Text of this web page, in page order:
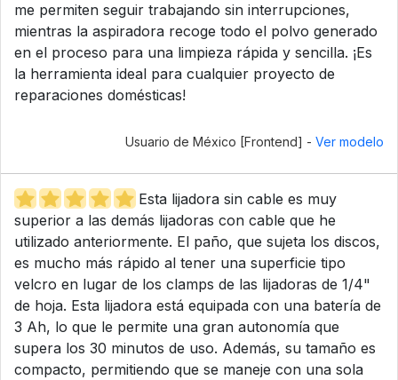
me permiten seguir trabajando sin interrupciones,
mientras la aspiradora recoge todo el polvo generado
en el proceso para una limpieza rápida y sencilla. ¡Es
la herramienta ideal para cualquier proyecto de
reparaciones domésticas!
Usuario de México [Frontend] - Ver modelo
Esta lijadora sin cable es muy
superior a las demás lijadoras con cable que he
utilizado anteriormente. El paño, que sujeta los discos,
es mucho más rápido al tener una superficie tipo
velcro en lugar de los clamps de las lijadoras de 1/4"
de hoja. Esta lijadora está equipada con una batería de
3 Ah, lo que le permite una gran autonomía que
supera los 30 minutos de uso. Además, su tamaño es
compacto, permitiendo que se maneje con una sola